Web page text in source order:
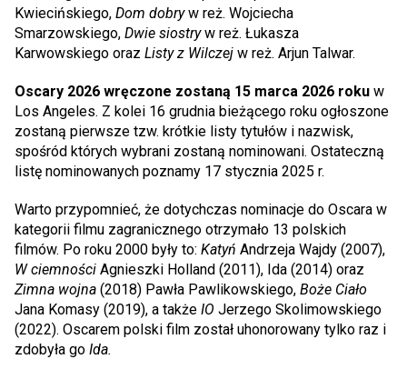
Kwiecińskiego, Dom dobryw reż. Wojciecha
Smarzowskiego, Dwie siostryw reż. Łukasza
Karwowskiego oraz Listy z Wilczej w reż. Arjun Talwar.
Oscary 2026 wręczone zostaną 15 marca 2026 roku w
Los Angeles. Z kolei 16 grudnia bieżącego roku ogłoszone
zostaną pierwsze tzw. krótkie listy tytułów i nazwisk,
spośród których wybrani zostaną nominowani. Ostateczną
listę nominowanych poznamy 17 stycznia 2025 r.
Warto przypomnieć, że dotychczas nominacje do Oscara w
kategorii filmu zagranicznego otrzymało 13 polskich
filmów. Po roku 2000 były to: Katyń Andrzeja Wajdy (2007),
W ciemności Agnieszki Holland (2011), Ida (2014) oraz
Zimna wojna (2018) Pawła Pawlikowskiego, Boże Ciało
Jana Komasy (2019), a także IO Jerzego Skolimowskiego
(2022). Oscarem polski film został uhonorowany tylko raz i
zdobyła go Ida.